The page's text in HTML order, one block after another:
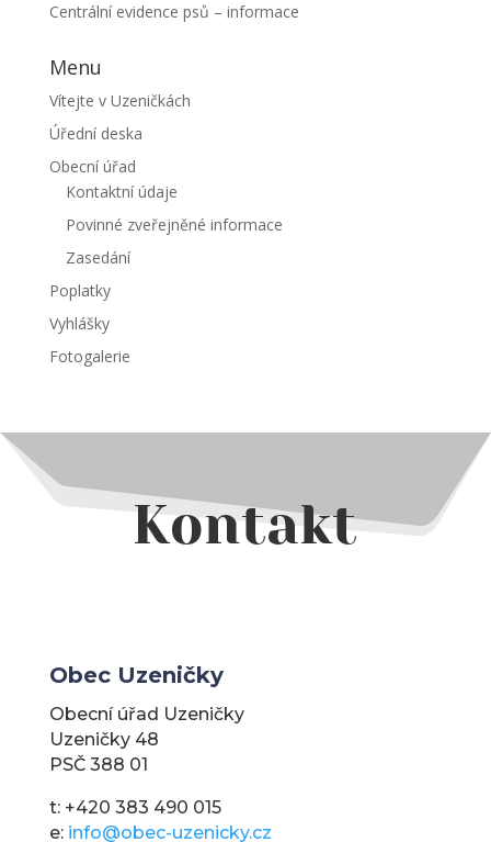
Centrální evidence psů – informace
Menu
Vítejte v Uzeničkách
Úřední deska
Obecní úřad
Kontaktní údaje
Povinné zveřejněné informace
Zasedání
Poplatky
Vyhlášky
Fotogalerie
Kontakt
Obec Uzeničky
Obecní úřad Uzeničky
Uzeničky 48
PSČ 388 01
t: +420 383 490 015
e: info@obec-uzenicky.cz